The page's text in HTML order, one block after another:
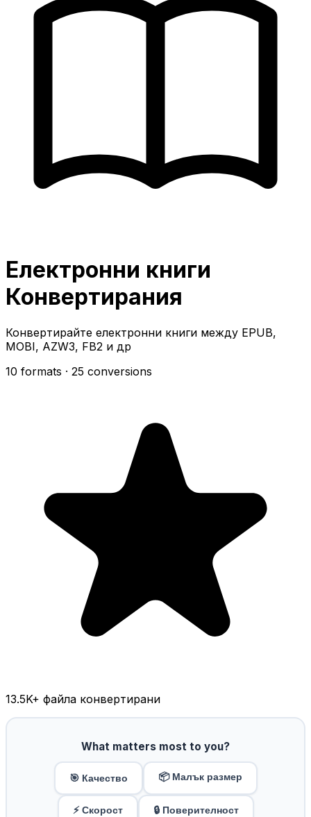
Електронни книги
Конвертирания
Конвертирайте електронни книги между EPUB,
MOBI, AZW3, FB2 и др
10 formats · 25 conversions
13.5K+ файла конвертирани
What matters most to you?
🎯 Качество 📦 Малък размер
⚡ Скорост 🔒 Поверителност